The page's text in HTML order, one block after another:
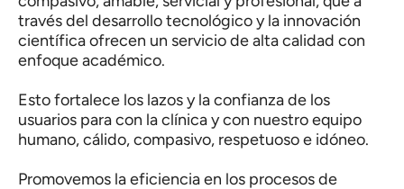
través del desarrollo tecnológico y la innovación
científica ofrecen un servicio de alta calidad con
enfoque académico.
Esto fortalece los lazos y la confianza de los
usuarios para con la clínica y con nuestro equipo
humano, cálido, compasivo, respetuoso e idóneo.
Promovemos la eficiencia en los procesos de